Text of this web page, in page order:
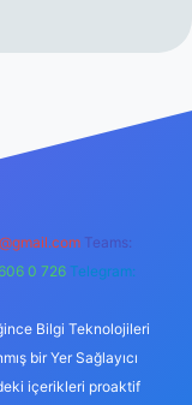
Teams:
0 726 Telegram:
Bilgi Teknolojileri
bir Yer Sağlayıcı
içerikleri proaktif